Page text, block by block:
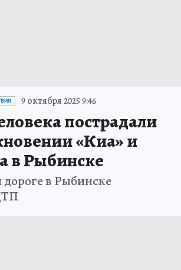
9 октября 2025 9:46
пострадали
«Киа» и
в Рыбинске
в Рыбинске